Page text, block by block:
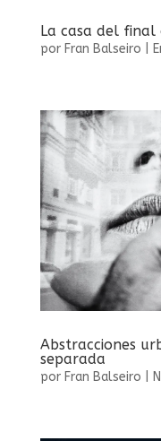
La casa del final
por Fran Balseiro
Abstracciones
separada
por Fran Balseiro